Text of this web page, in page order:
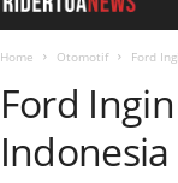
i
d
e
Home Otomotif Ford
Ford
Indonesia